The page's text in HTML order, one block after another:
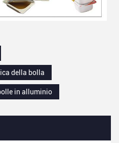
della bolla
in alluminio